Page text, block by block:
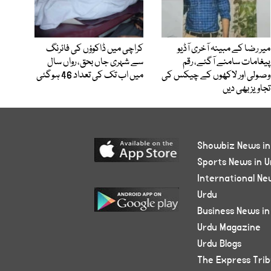
میر رضا کے مبینہ آخری آڈیو
پیغامات سامنے آگئے، رقم
وصولی اور لاکھوں کے چیکس کی
تجاویز بھی دیں
کراچی میں ڈاکوؤں کی فائرنگ
سے شہری جاں بحق، رواں سال
میں اب تک کی تعداد 46 ہوگئی
Showbiz News
Sports News in
International
Urdu
Business News
Urdu Magazine
Urdu Blogs
The Express